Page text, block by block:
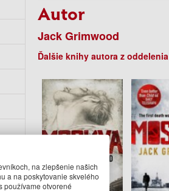
Autor
Jack Grimwood
Ďalšie knihy autora z oddelenia
na zlepšenie našich
a na poskytovanie skvelého
používame otvorené